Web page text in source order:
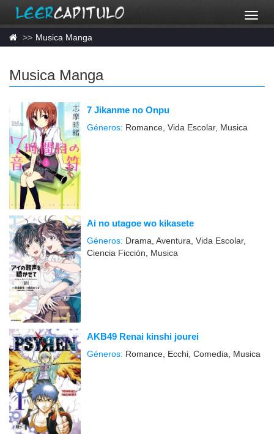
Musica Manga
Musica Manga
7 Jikanme no Onpu
Géneros: Romance, Vida Escolar, Musica
Ai no utagoe wo kikasete
Géneros: Drama, Aventura, Vida Escolar,
Ciencia Ficción, Musica
AKB49 Renai kinshi jourei
Géneros: Romance, Ecchi, Comedia, Musica